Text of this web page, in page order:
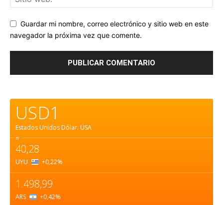
Guardar mi nombre, correo electrónico y sitio web en este
navegador la próxima vez que comente.
USD1
Estados Unidos Dólar. USA
=
40,28
UYU +0,22%
1.498,99
ARS +0,42%